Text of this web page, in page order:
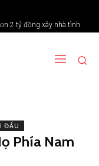
2 tỷ đồng xây nhà tình
ĐẤU
Phía Nam